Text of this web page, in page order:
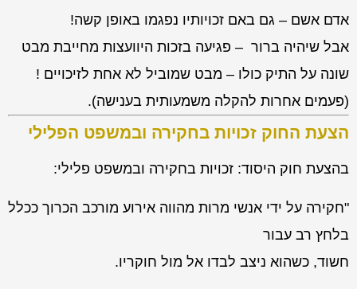
אדם אשם – גם באם זכויותיו נפגמו באופן קשה!
אבל שיהיה ברור – פגיעה בזכות היוועצות מחייבת מבט
שונה על התיק כולו – מבט שמוביל לא אחת לזיכויים !
(פעמים אחרות להקלה משמעותית בענישה).
הצעת החוק זכויות בחקירה ובמשפט הפלילי
בהצעת חוק היסוד: זכויות בחקירה ובמשפט פלילי:
"חקירה על ידי אנשי מרות מהווה אירוע מורכב הכרוך ככלל
בלחץ רב עבור
חשוד, כשהוא ניצב לבדו אל מול חוקריו.